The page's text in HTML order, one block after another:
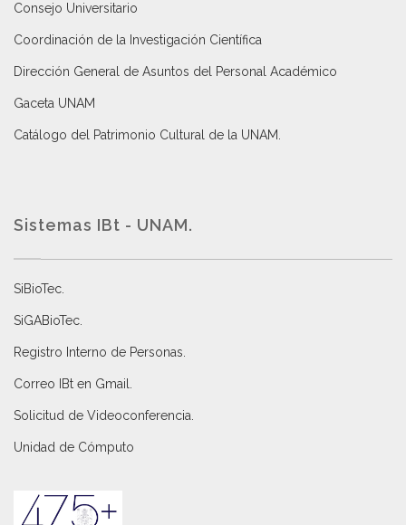
Consejo Universitario
Coordinación de la Investigación Científica
Dirección General de Asuntos del Personal Académico
Gaceta UNAM
Catálogo del Patrimonio Cultural de la UNAM.
Sistemas IBt - UNAM.
SiBioTec
SiGABioTec.
Registro Interno de Personas
Correo IBt en Gmail
Solicitud de Videoconferencia.
Unidad de Cómputo